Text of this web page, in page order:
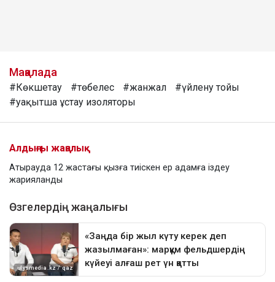
Мақалада
#Көкшетау #төбелес #жанжал
#үйлену тойы
#уақытша ұстау изоляторы
Алдыңғы жаңалық
Атырауда 12 жастағы қызға тиіскен ер адамға іздеу
жарияланды